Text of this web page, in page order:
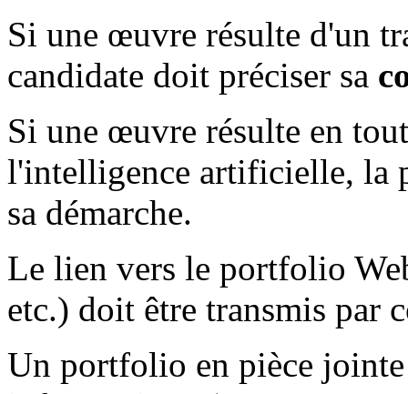
Si une œuvre résulte d'un
candidate doit préciser sa
Si une œuvre résulte en
l'intelligence artificielle, la
sa démarche.
Le lien vers le portfolio
etc.) doit être transmis par
Un portfolio en pièce